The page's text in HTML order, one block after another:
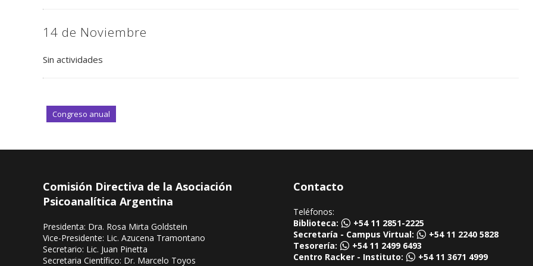
14 de Noviembre
Sin actividades
Congreso anual
Comisión Directiva de la Asociación
Psicoanalítica Argentina
Presidenta: Dra. Rosa Mirta Goldstein
Vice-Presidente: Lic. Azucena Tramontano
Secretario: Lic. Juan Pinetta
Secretaria Científico: Dr. Marcelo Toyos
Contacto
Teléfonos:
Biblioteca:
+54 11 2851-2225
Secretaría - Campus Virtual:
+54 11 2240 5828
Tesorería:
+54 11 2499 6493
Centro Racker - Instituto:
+54 11 3671 4999